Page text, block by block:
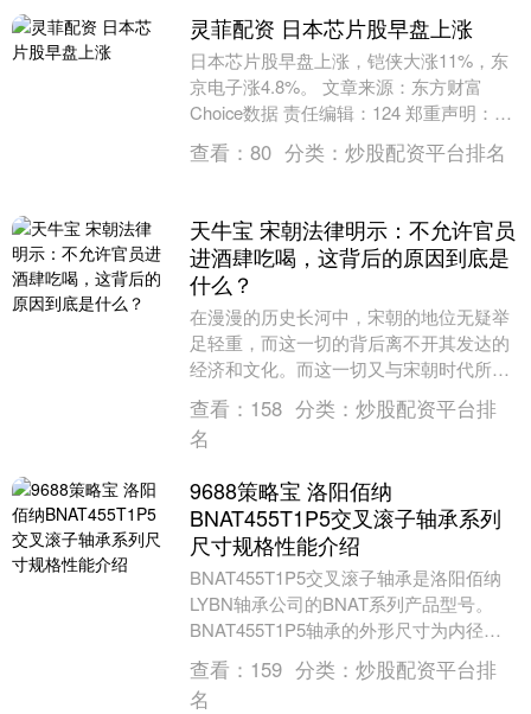
灵菲配资 日本芯片股早盘上涨
日本芯片股早盘上涨，铠侠大涨11%，东
京电子涨4.8%。 文章来源：东方财富
Choice数据 责任编辑：124 郑重声明：东
方财富发布此内容旨在传播更多信息，
与....
查看： 80 分类： 炒股配资平台排名
天牛宝 宋朝法律明示：不允许官员
进酒肆吃喝，这背后的原因到底是
什么？
在漫漫的历史长河中，宋朝的地位无疑举
足轻重，而这一切的背后离不开其发达的
经济和文化。而这一切又与宋朝时代所制
定的律法息息相关。其中，有一项规定至
今仍让人津津乐道....
查看： 158 分类： 炒股配资平台排
名
9688策略宝 洛阳佰纳
BNAT455T1P5交叉滚子轴承系列
尺寸规格性能介绍
BNAT455T1P5交叉滚子轴承是洛阳佰纳
LYBN轴承公司的BNAT系列产品型号。
BNAT455T1P5轴承的外形尺寸为内径
45mm、外径56mm、高度5m....
查看： 159 分类： 炒股配资平台排
名